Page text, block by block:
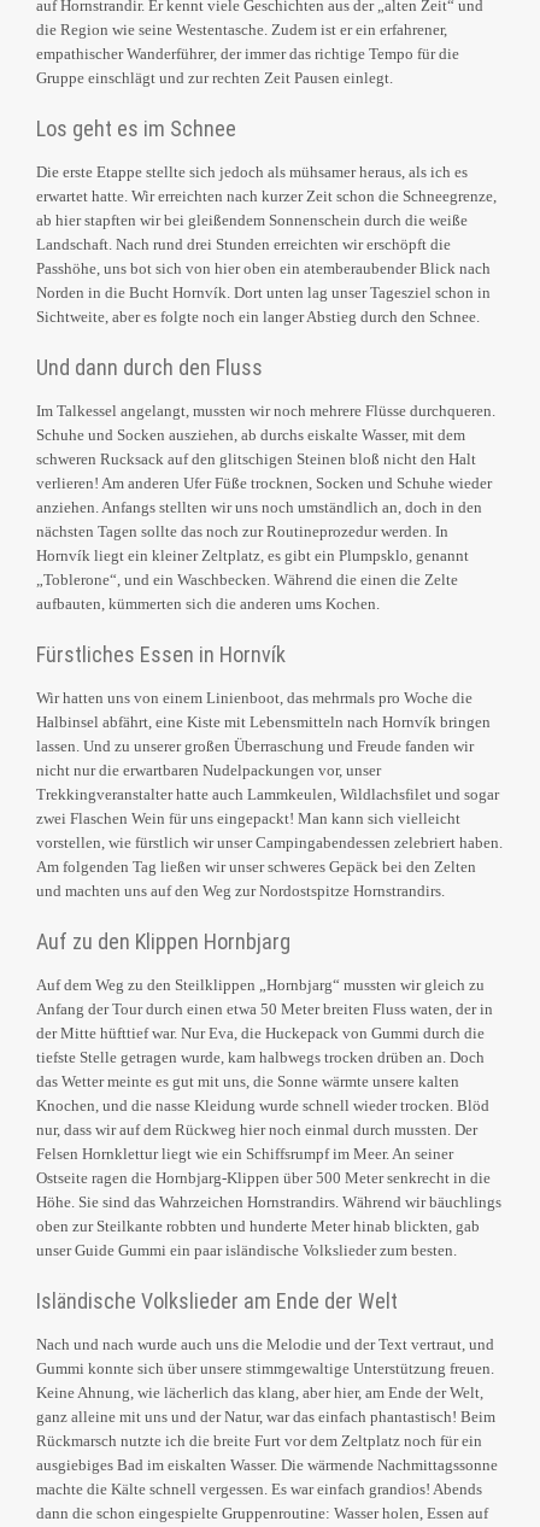
auf Hornstrandir. Er kennt viele Geschichten aus der „alten Zeit“ und
die Region wie seine Westentasche. Zudem ist er ein erfahrener,
empathischer Wanderführer, der immer das richtige Tempo für die
Gruppe einschlägt und zur rechten Zeit Pausen einlegt.
Los geht es im Schnee
Die erste Etappe stellte sich jedoch als mühsamer heraus, als ich es
erwartet hatte. Wir erreichten nach kurzer Zeit schon die Schneegrenze,
ab hier stapften wir bei gleißendem Sonnenschein durch die weiße
Landschaft. Nach rund drei Stunden erreichten wir erschöpft die
Passhöhe, uns bot sich von hier oben ein atemberaubender Blick nach
Norden in die Bucht Hornvík. Dort unten lag unser Tagesziel schon in
Sichtweite, aber es folgte noch ein langer Abstieg durch den Schnee.
Und dann durch den Fluss
Im Talkessel angelangt, mussten wir noch mehrere Flüsse durchqueren.
Schuhe und Socken ausziehen, ab durchs eiskalte Wasser, mit dem
schweren Rucksack auf den glitschigen Steinen bloß nicht den Halt
verlieren! Am anderen Ufer Füße trocknen, Socken und Schuhe wieder
anziehen. Anfangs stellten wir uns noch umständlich an, doch in den
nächsten Tagen sollte das noch zur Routineprozedur werden. In
Hornvík liegt ein kleiner Zeltplatz, es gibt ein Plumpsklo, genannt
„Toblerone“, und ein Waschbecken. Während die einen die Zelte
aufbauten, kümmerten sich die anderen ums Kochen.
Fürstliches Essen in Hornvík
Wir hatten uns von einem Linienboot, das mehrmals pro Woche die
Halbinsel abfährt, eine Kiste mit Lebensmitteln nach Hornvík bringen
lassen. Und zu unserer großen Überraschung und Freude fanden wir
nicht nur die erwartbaren Nudelpackungen vor, unser
Trekkingveranstalter hatte auch Lammkeulen, Wildlachsfilet und sogar
zwei Flaschen Wein für uns eingepackt! Man kann sich vielleicht
vorstellen, wie fürstlich wir unser Campingabendessen zelebriert haben.
Am folgenden Tag ließen wir unser schweres Gepäck bei den Zelten
und machten uns auf den Weg zur Nordostspitze Hornstrandirs.
Auf zu den Klippen Hornbjarg
Auf dem Weg zu den Steilklippen „Hornbjarg“ mussten wir gleich zu
Anfang der Tour durch einen etwa 50 Meter breiten Fluss waten, der in
der Mitte hüfttief war. Nur Eva, die Huckepack von Gummi durch die
tiefste Stelle getragen wurde, kam halbwegs trocken drüben an. Doch
das Wetter meinte es gut mit uns, die Sonne wärmte unsere kalten
Knochen, und die nasse Kleidung wurde schnell wieder trocken. Blöd
nur, dass wir auf dem Rückweg hier noch einmal durch mussten. Der
Felsen Hornklettur liegt wie ein Schiffsrumpf im Meer. An seiner
Ostseite ragen die Hornbjarg-Klippen über 500 Meter senkrecht in die
Höhe. Sie sind das Wahrzeichen Hornstrandirs. Während wir bäuchlings
oben zur Steilkante robbten und hunderte Meter hinab blickten, gab
unser Guide Gummi ein paar isländische Volkslieder zum besten.
Isländische Volkslieder am Ende der Welt
Nach und nach wurde auch uns die Melodie und der Text vertraut, und
Gummi konnte sich über unsere stimmgewaltige Unterstützung freuen.
Keine Ahnung, wie lächerlich das klang, aber hier, am Ende der Welt,
ganz alleine mit uns und der Natur, war das einfach phantastisch! Beim
Rückmarsch nutzte ich die breite Furt vor dem Zeltplatz noch für ein
ausgiebiges Bad im eiskalten Wasser. Die wärmende Nachmittagssonne
machte die Kälte schnell vergessen. Es war einfach grandios! Abends
dann die schon eingespielte Gruppenroutine: Wasser holen, Essen auf